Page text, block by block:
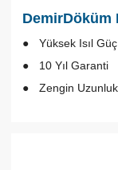
DemirDöküm
Yüksek Isıl Güç
10 Yıl Garanti
Zengin